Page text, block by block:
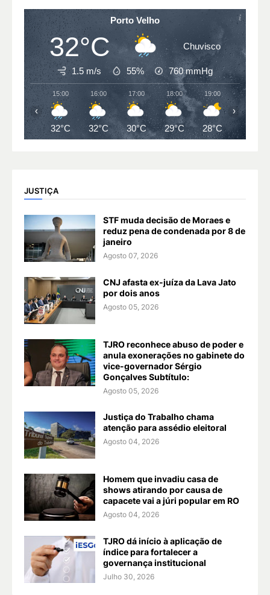
Porto Velho
32°C Chuvisco
1.5 m/s 55% 760mmHg
15:00
32°C
16:00
32°C
17:00
30°C
18:00
29°C
19:00
28°C
20:00
27°C
‹ ›
JUSTIÇA
STF muda decisão de Moraes e
reduz pena de condenada por 8 de
janeiro
Agosto 07, 2026
CNJ afasta ex-juíza da Lava Jato
por dois anos
Agosto 05, 2026
TJRO reconhece abuso de poder e
anula exonerações no gabinete do
vice-governador Sérgio
Gonçalves Subtítulo:
Agosto 05, 2026
Justiça do Trabalho chama
atenção para assédio eleitoral
Agosto 04, 2026
Homem que invadiu casa de
shows atirando por causa de
capacete vai a júri popular em RO
Agosto 04, 2026
TJRO dá início à aplicação de
índice para fortalecer a
governança institucional
Julho 30, 2026